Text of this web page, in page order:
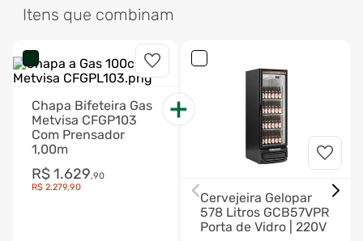
Itens que combinam
Chapa Bifeteira Gas
Metvisa CFGP103
Com Prensador
1,00m
R$1.629,90
R$ 2.279,90
Cervejeira Gelopar
578 Litros GCB57VPR
Porta de Vidro | 220V